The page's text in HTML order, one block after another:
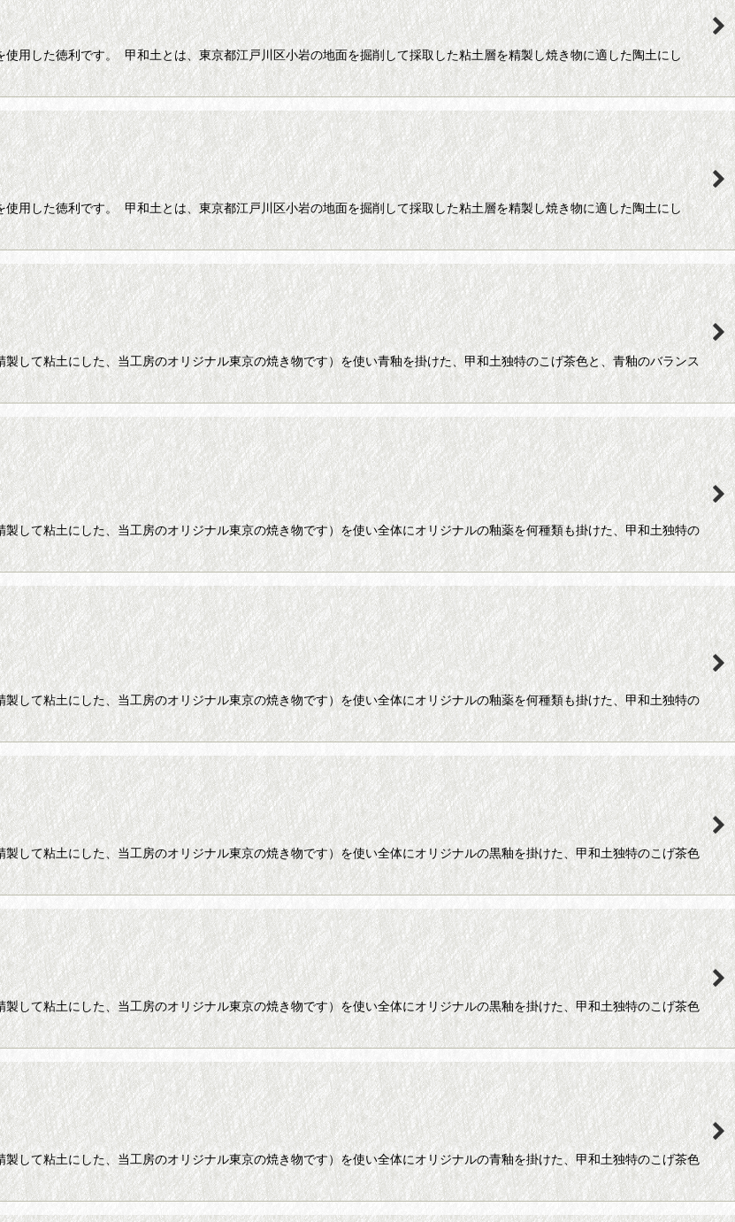
用した徳利です。 甲和土とは、東京都江戸川区小岩の地面を掘削して採取した粘土層を精製し焼き物に適した陶土にし
用した徳利です。 甲和土とは、東京都江戸川区小岩の地面を掘削して採取した粘土層を精製し焼き物に適した陶土にし
して粘土にした、当工房のオリジナル東京の焼き物です）を使い青釉を掛けた、甲和土独特のこげ茶色と、青釉のバランス
して粘土にした、当工房のオリジナル東京の焼き物です）を使い全体にオリジナルの釉薬を何種類も掛けた、甲和土独特の
して粘土にした、当工房のオリジナル東京の焼き物です）を使い全体にオリジナルの釉薬を何種類も掛けた、甲和土独特の
して粘土にした、当工房のオリジナル東京の焼き物です）を使い全体にオリジナルの黒釉を掛けた、甲和土独特のこげ茶色
して粘土にした、当工房のオリジナル東京の焼き物です）を使い全体にオリジナルの黒釉を掛けた、甲和土独特のこげ茶色
して粘土にした、当工房のオリジナル東京の焼き物です）を使い全体にオリジナルの青釉を掛けた、甲和土独特のこげ茶色